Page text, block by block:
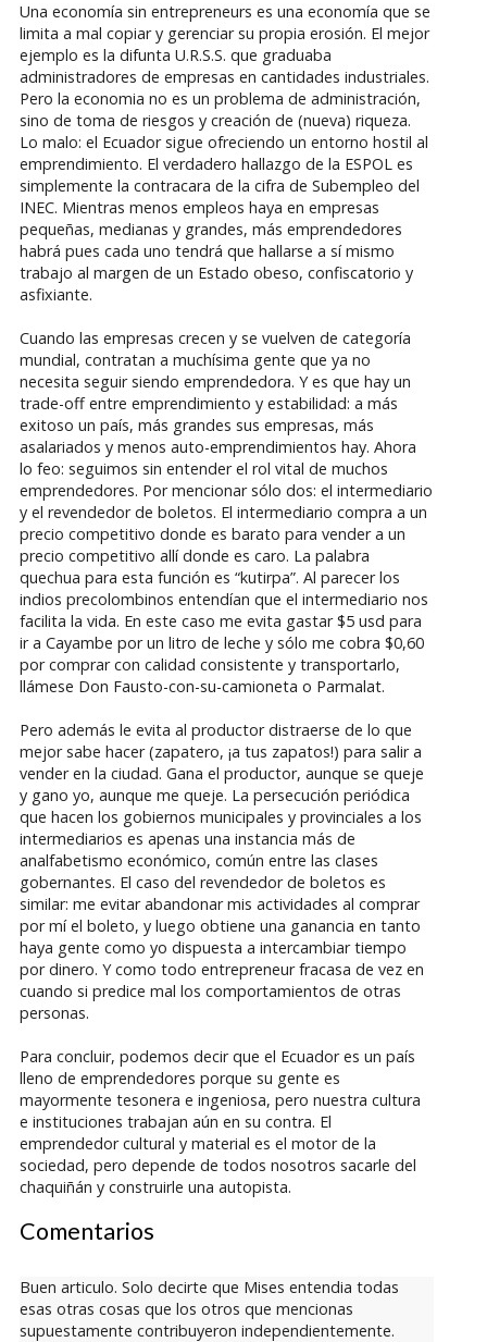
Una economía sin entrepreneurs es una economía que se
limita a mal copiar y gerenciar su propia erosión. El mejor
ejemplo es la difunta U.R.S.S. que graduaba
administradores de empresas en cantidades industriales.
Pero la economia no es un problema de administración,
sino de toma de riesgos y creación de (nueva) riqueza.
Lo malo: el Ecuador sigue ofreciendo un entorno hostil al
emprendimiento. El verdadero hallazgo de la ESPOL es
simplemente la contracara de la cifra de Subempleo del
INEC. Mientras menos empleos haya en empresas
pequeñas, medianas y grandes, más emprendedores
habrá pues cada uno tendrá que hallarse a sí mismo
trabajo al margen de un Estado obeso, confiscatorio y
asfixiante.
Cuando las empresas crecen y se vuelven de categoría
mundial, contratan a muchísima gente que ya no
necesita seguir siendo emprendedora. Y es que hay un
trade-off entre emprendimiento y estabilidad: a más
exitoso un país, más grandes sus empresas, más
asalariados y menos auto-emprendimientos hay. Ahora
lo feo: seguimos sin entender el rol vital de muchos
emprendedores. Por mencionar sólo dos: el intermediario
y el revendedor de boletos. El intermediario compra a un
precio competitivo donde es barato para vender a un
precio competitivo allí donde es caro. La palabra
quechua para esta función es “kutirpa”. Al parecer los
indios precolombinos entendían que el intermediario nos
facilita la vida. En este caso me evita gastar $5 usd para
ir a Cayambe por un litro de leche y sólo me cobra $0,60
por comprar con calidad consistente y transportarlo,
llámese Don Fausto-con-su-camioneta o Parmalat.
Pero además le evita al productor distraerse de lo que
mejor sabe hacer (zapatero, ¡a tus zapatos!) para salir a
vender en la ciudad. Gana el productor, aunque se queje
y gano yo, aunque me queje. La persecución periódica
que hacen los gobiernos municipales y provinciales a los
intermediarios es apenas una instancia más de
analfabetismo económico, común entre las clases
gobernantes. El caso del revendedor de boletos es
similar: me evitar abandonar mis actividades al comprar
por mí el boleto, y luego obtiene una ganancia en tanto
haya gente como yo dispuesta a intercambiar tiempo
por dinero. Y como todo entrepreneur fracasa de vez en
cuando si predice mal los comportamientos de otras
personas.
Para concluir, podemos decir que el Ecuador es un país
lleno de emprendedores porque su gente es
mayormente tesonera e ingeniosa, pero nuestra cultura
e instituciones trabajan aún en su contra. El
emprendedor cultural y material es el motor de la
sociedad, pero depende de todos nosotros sacarle del
chaquiñán y construirle una autopista.
Comentarios
Buen articulo. Solo decirte que Mises entendia todas
esas otras cosas que los otros que mencionas
supuestamente contribuyeron independientemente.